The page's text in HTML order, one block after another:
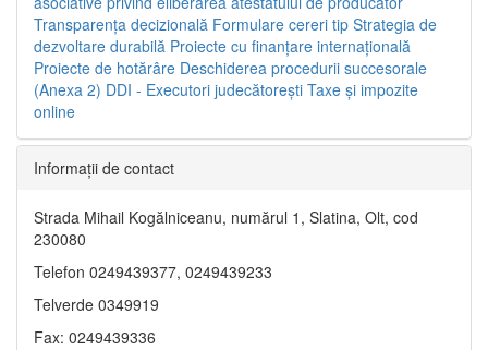
Transparenţa decizională Formulare cereri tip Strategia de
dezvoltare durabilă Proiecte cu finanţare internaţională
Proiecte de hotărâre Deschiderea procedurii succesorale
(Anexa 2) DDI - Executori judecătorești Taxe şi impozite
online
Informaţii de contact
Strada Mihail Kogălniceanu, numărul 1, Slatina, Olt, cod
230080
Telefon 0249439377, 0249439233
Telverde 0349919
Fax: 0249439336